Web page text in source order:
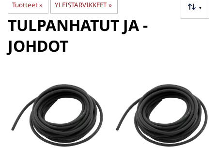
Tuotteet‪» YLEISTARVIKKEET ‪» ▼
TULPANHATUT JA -
JOHDOT